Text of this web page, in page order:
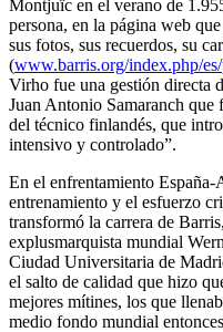
Montjuïc en el verano de
persona, en la página web
sus fotos, sus recuerdos, su
(www.barris.org/index.php/
Virho fue una gestión directa
Juan Antonio Samaranch que
del técnico finlandés, que
intensivo y controlado”.
En el enfrentamiento
entrenamiento y el esfuerzo
transformó la carrera de
explusmarquista mundial
Ciudad Universitaria de
el salto de calidad que hizo
mejores mítines, los que
medio fondo mundial